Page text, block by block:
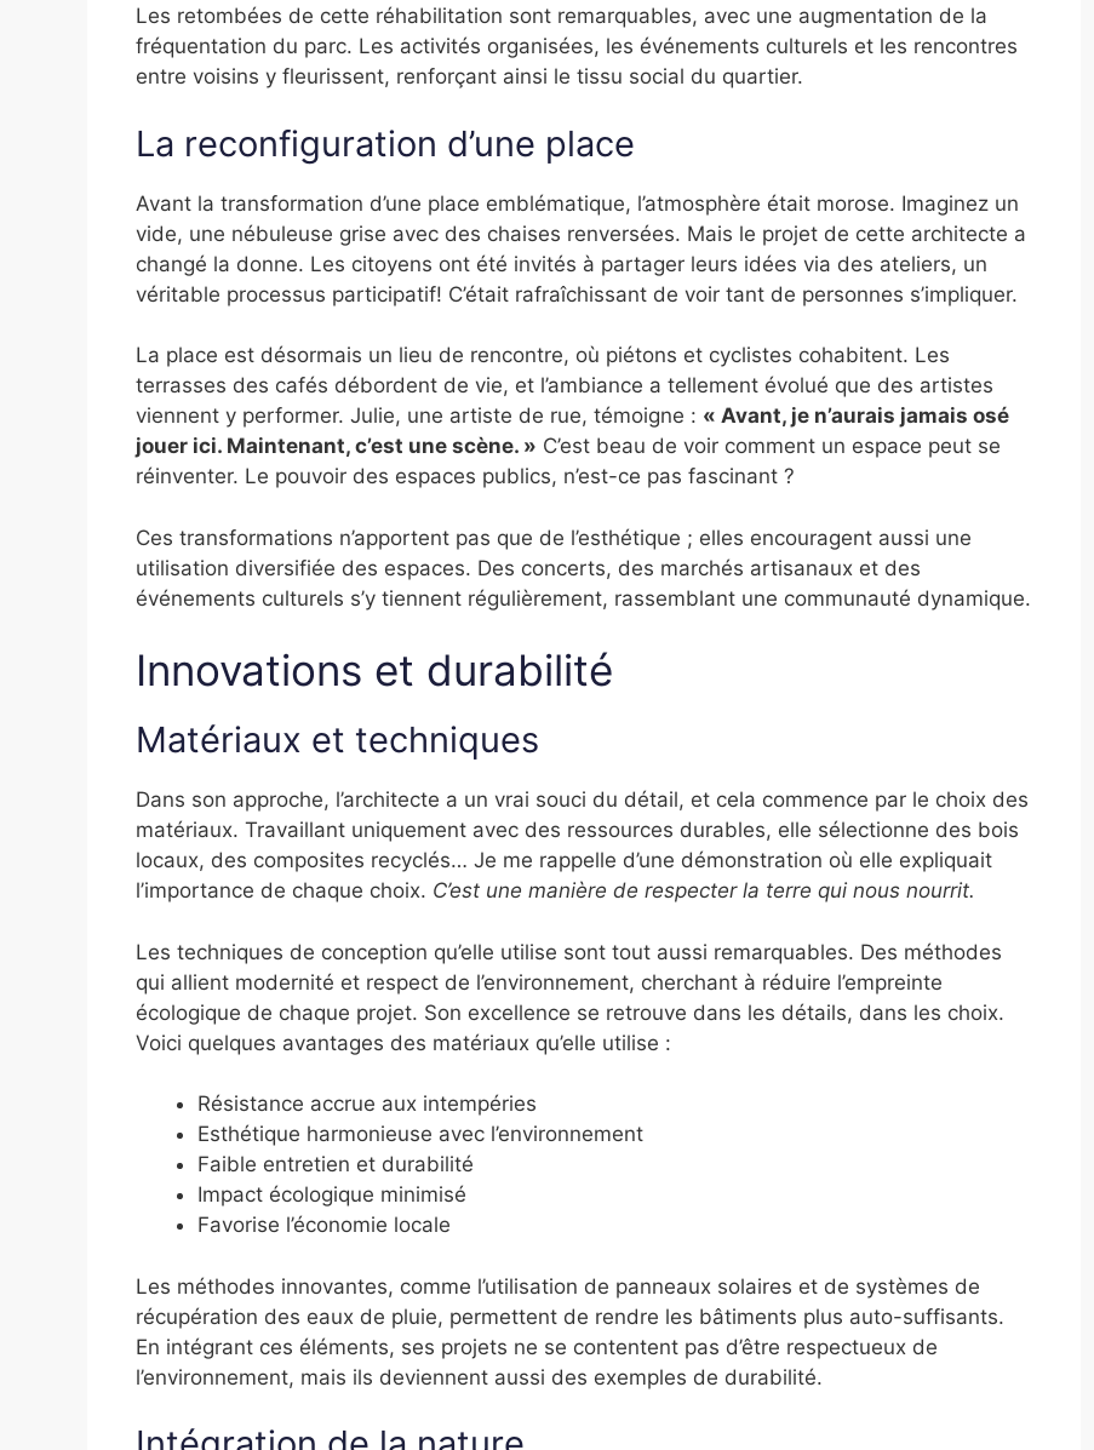
Les retombées de cette réhabilitation sont remarquables, avec une augmentation de la
fréquentation du parc. Les activités organisées, les événements culturels et les rencontres
entre voisins y fleurissent, renforçant ainsi le tissu social du quartier.
La reconfiguration d’une place
Avant la transformation d’une place emblématique, l’atmosphère était morose. Imaginez un
vide, une nébuleuse grise avec des chaises renversées. Mais le projet de cette architecte a
changé la donne. Les citoyens ont été invités à partager leurs idées via des ateliers, un
véritable processus participatif! C’était rafraîchissant de voir tant de personnes s’impliquer.
La place est désormais un lieu de rencontre, où piétons et cyclistes cohabitent. Les
terrasses des cafés débordent de vie, et l’ambiance a tellement évolué que des artistes
viennent y performer. Julie, une artiste de rue, témoigne : « Avant, je n’aurais jamais osé
jouer ici. Maintenant, c’est une scène. » C’est beau de voir comment un espace peut se
réinventer. Le pouvoir des espaces publics, n’est-ce pas fascinant ?
Ces transformations n’apportent pas que de l’esthétique ; elles encouragent aussi une
utilisation diversifiée des espaces. Des concerts, des marchés artisanaux et des
événements culturels s’y tiennent régulièrement, rassemblant une communauté dynamique.
Innovations et durabilité
Matériaux et techniques
Dans son approche, l’architecte a un vrai souci du détail, et cela commence par le choix des
matériaux. Travaillant uniquement avec des ressources durables, elle sélectionne des bois
locaux, des composites recyclés… Je me rappelle d’une démonstration où elle expliquait
l’importance de chaque choix. C’est une manière de respecter la terre qui nous nourrit.
Les techniques de conception qu’elle utilise sont tout aussi remarquables. Des méthodes
qui allient modernité et respect de l’environnement, cherchant à réduire l’empreinte
écologique de chaque projet. Son excellence se retrouve dans les détails, dans les choix.
Voici quelques avantages des matériaux qu’elle utilise :
Résistance accrue aux intempéries
Esthétique harmonieuse avec l’environnement
Faible entretien et durabilité
Impact écologique minimisé
Favorise l’économie locale
Les méthodes innovantes, comme l’utilisation de panneaux solaires et de systèmes de
récupération des eaux de pluie, permettent de rendre les bâtiments plus auto-suffisants.
En intégrant ces éléments, ses projets ne se contentent pas d’être respectueux de
l’environnement, mais ils deviennent aussi des exemples de durabilité.